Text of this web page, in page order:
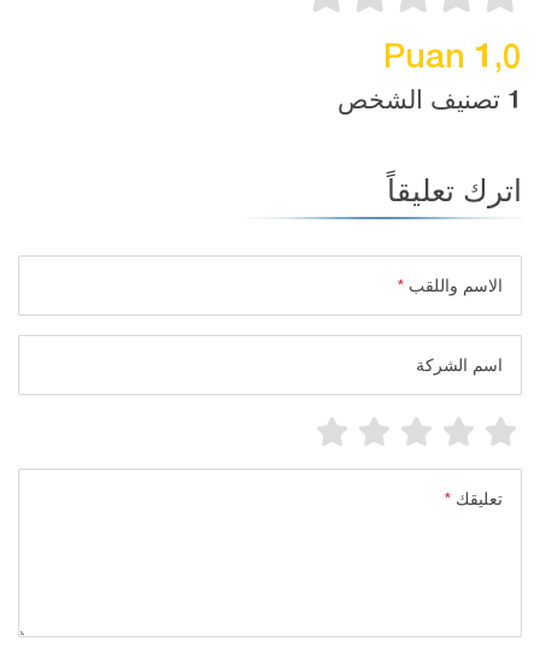
1,0 Puan
1 تصنيف الشخص
اترك تعليقاً
الاسم واللقب *
اسم الشركة
تعليقك *